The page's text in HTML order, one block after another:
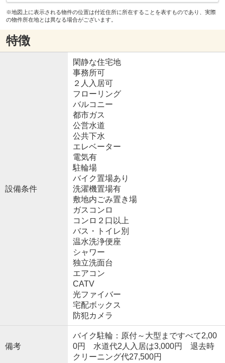
※地図上に表示される物件の位置は付近住所に所在することを表すものであり、実際
の物件所在地とは異なる場合がございます。
特徴
設備条件
閑静な住宅地
事務所可
２人入居可
フローリング
バルコニー
都市ガス
公営水道
公共下水
エレベーター
電気有
駐輪場
バイク置場あり
洗濯機置場有
敷地内ごみ置き場
ガスコンロ
コンロ２口以上
バス・トイレ別
温水洗浄便座
シャワー
独立洗面台
エアコン
CATV
光ファイバー
宅配ボックス
防犯カメラ
備考
バイク駐輪：原付～大型まですべて2,00
0円 水道代2人入居は3,000円 退去時
クリーニング代27,500円